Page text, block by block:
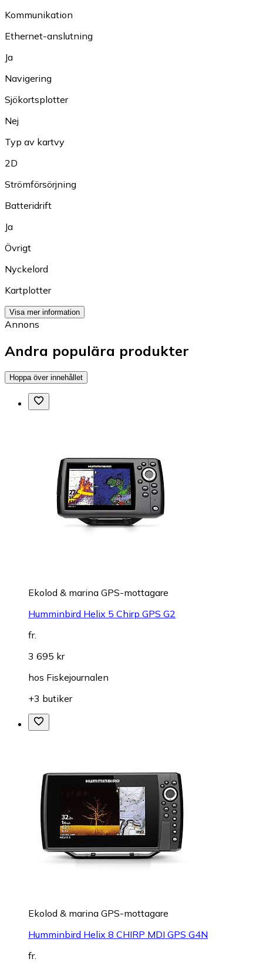
Kommunikation
Ethernet-anslutning
Ja
Navigering
Sjökortsplotter
Nej
Typ av kartvy
2D
Strömförsörjning
Batteridrift
Ja
Övrigt
Nyckelord
Kartplotter
Visa mer information
Annons
Andra populära produkter
Hoppa över innehållet
Ekolod & marina GPS-mottagare
Humminbird Helix 5 Chirp GPS G2
fr.
3 695 kr
hos Fiskejournalen
+3 butiker
Ekolod & marina GPS-mottagare
Humminbird Helix 8 CHIRP MDI GPS G4N
fr.